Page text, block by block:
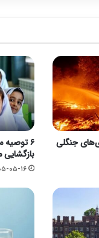
جنگلی
۶ توصیه
۱۴۰۵-